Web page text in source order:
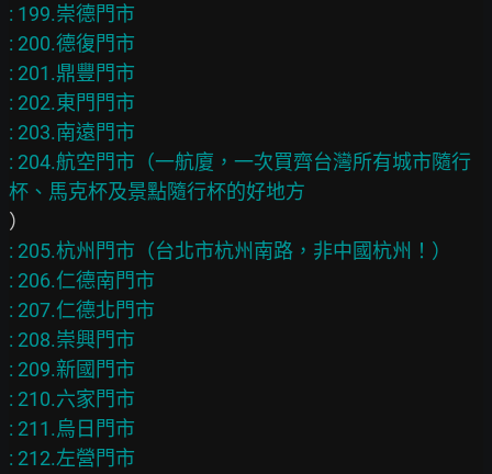
: 199.崇德門市
: 200.德復門市
: 201.鼎豐門市
: 202.東門門市
: 203.南遠門市
: 204.航空門市（一航廈，一次買齊台灣所有城市隨行
: 205.杭州門市（台北市杭州南路，非中國杭州！）
: 206.仁德南門市
: 207.仁德北門市
: 208.崇興門市
: 209.新國門市
: 210.六家門市
: 211.烏日門市
: 212.左營門市